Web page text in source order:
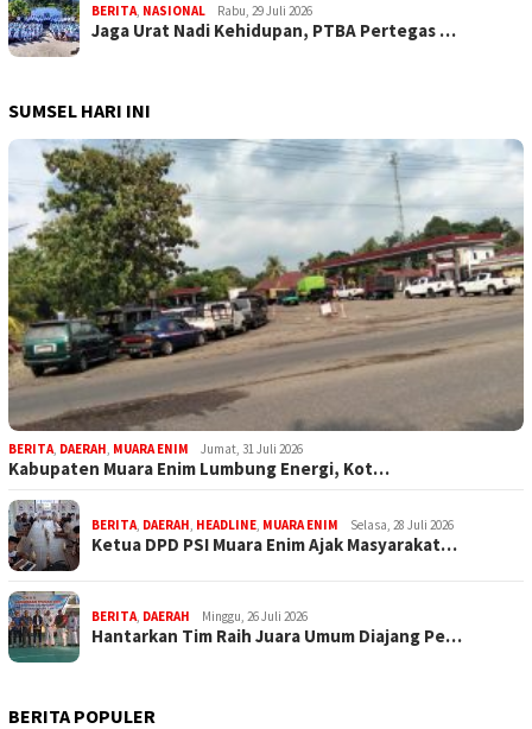
BERITA NASIONAL Rabu, 29 Juli 2026
Jaga Urat Nadi Kehidupan, PTBA Pertegas …
SUMSEL HARI INI
BERITA DAERAH MUARA ENIM Jumat, 31 Juli 2026
Kabupaten Muara Enim Lumbung Energi, Kot…
BERITA DAERAH HEADLINE MUARA ENIM Selasa, 28 Juli 2026
Ketua DPD PSI Muara Enim Ajak Masyarakat…
BERITA DAERAH Minggu, 26 Juli 2026
Hantarkan Tim Raih Juara Umum Diajang Pe…
BERITA POPULER